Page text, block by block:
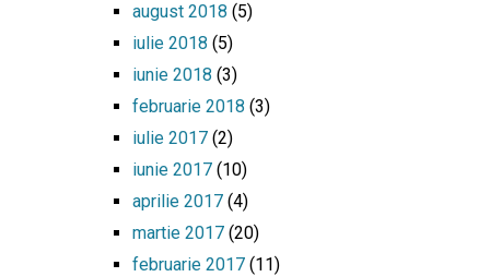
august 2018 (5)
iulie 2018 (5)
iunie 2018 (3)
februarie 2018 (3)
iulie 2017(2)
iunie 2017(10)
aprilie 2017(4)
martie 2017(20)
februarie 2017(11)